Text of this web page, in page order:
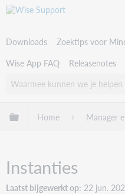
Downloads Zoektips voor
Wise App FAQ
Releasenotes
Uitklappen/inklappen
Home Manager
Instanties
Laatst bijgewerkt op 22 jun.